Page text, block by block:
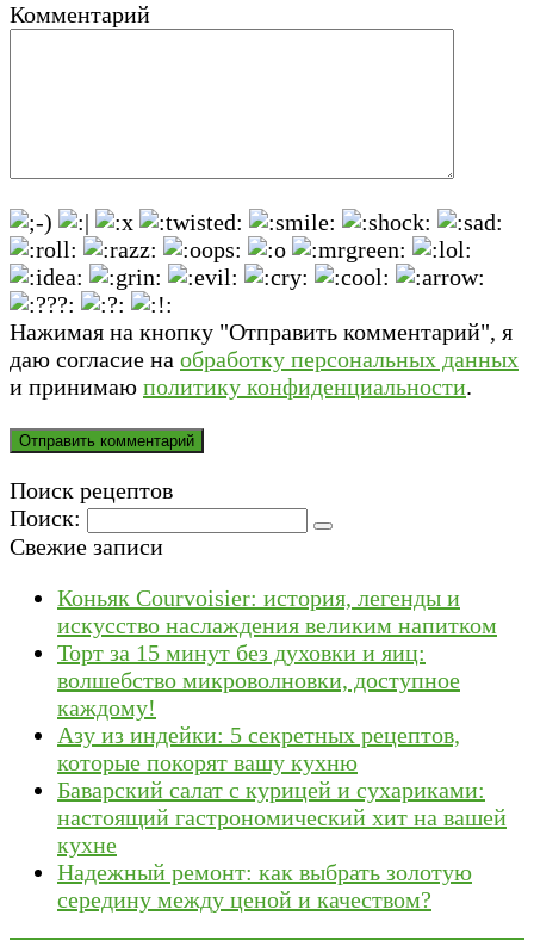
Комментарий
Нажимая на кнопку "Отправить комментарий", я
даю согласие на обработку персональных данных
и принимаю политику конфиденциальности.
Поиск рецептов
Поиск:
Свежие записи
Коньяк Courvoisier: история, легенды и
искусство наслаждения великим напитком
Торт за 15 минут без духовки и яиц:
волшебство микроволновки, доступное
каждому!
Азу из индейки: 5 секретных рецептов,
которые покорят вашу кухню
Баварский салат с курицей и сухариками:
настоящий гастрономический хит на вашей
кухне
Надежный ремонт: как выбрать золотую
середину между ценой и качеством?